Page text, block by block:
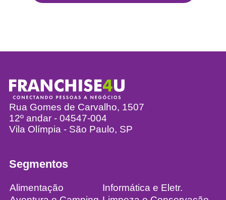
Rua Gomes de Carvalho, 1507
12º andar - 04547-004
Vila Olímpia - São Paulo, SP
Segmentos
Alimentação
Informática e Eletr.